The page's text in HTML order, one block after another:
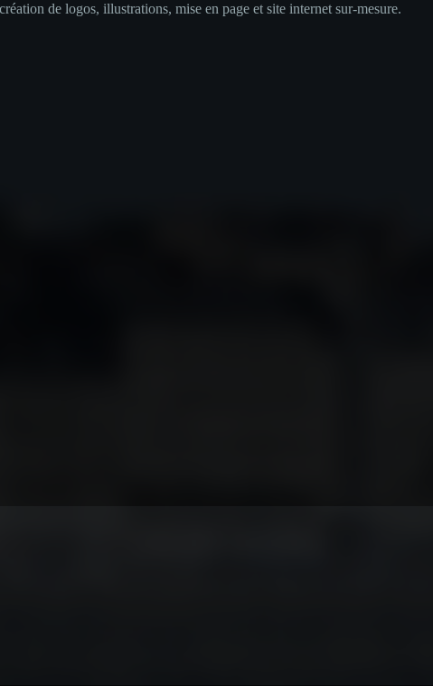
de logos, illustrations, mise en page et site internet sur-mesure.